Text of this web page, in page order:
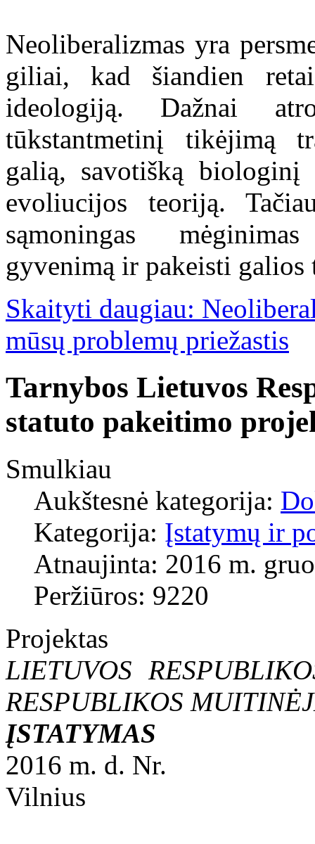
Neoliberalizmas yra
giliai, kad šiandien
ideologiją. Dažnai
tūkstantmetinį tikėjimą
galią, savotišką
evoliucijos teoriją.
sąmoningas
gyvenimą ir pakeisti galios
Skaityti daugiau:
mūsų problemų priežastis
Tarnybos Lietuvos
statuto pakeitimo
Smulkiau
Aukštesnė kategorija:
Kategorija: Įstatymų ir
Atnaujinta: 2016 m.
Peržiūros: 9220
Projektas
LIETUVOS
RESPUBLIKOS
ĮSTATYMAS
2016 m. d. Nr.
Vilnius